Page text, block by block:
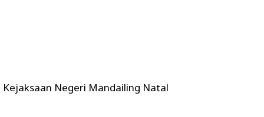
Kejaksaan Negeri Mandailing Natal